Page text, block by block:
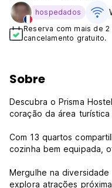
hospedados
Reserva com mais de
cancelamento gratuito.
Sobre
Descubra o Prisma
coração da área
Com 13 quartos
cozinha bem equipada,
Mergulhe na
explora atrações